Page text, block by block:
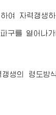
여 자력갱생
구를 열어나
갱생의 령도방